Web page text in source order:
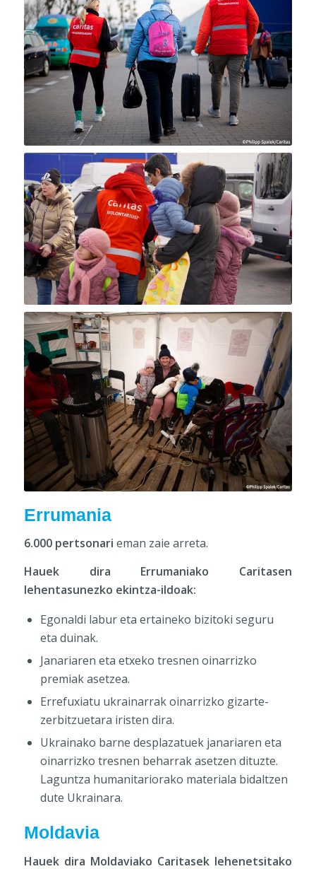
Errumania
6.000 pertsonari eman zaie arreta.
Hauek dira Errumaniako Caritasen
lehentasunezko ekintza-ildoak:
Egonaldi labur eta ertaineko bizitoki seguru
eta duinak.
Janariaren eta etxeko tresnen oinarrizko
premiak asetzea.
Errefuxiatu ukrainarrak oinarrizko gizarte-
zerbitzuetara iristen dira.
Ukrainako barne desplazatuek janariaren eta
oinarrizko tresnen beharrak asetzen dituzte.
Laguntza humanitariorako materiala bidaltzen
dute Ukrainara.
Moldavia
Hauek dira Moldaviako Caritasek lehenetsitako